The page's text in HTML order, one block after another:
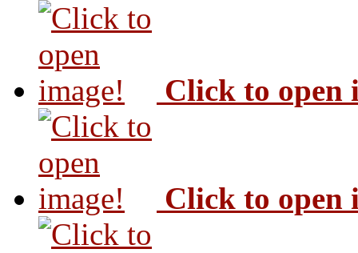
Click to open
Click to open